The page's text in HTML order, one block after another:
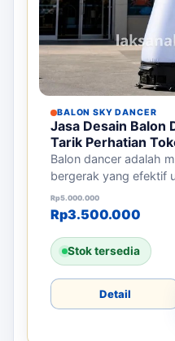
BALON SKY DANCER
Jasa Desain Balon
Tarik Perhatian
Balon dancer adalah
bergerak yang efektif
Rp5.000.000
Harga aslinya
Rp3.500.000
Harga saat ini
Stok tersedia
Detail